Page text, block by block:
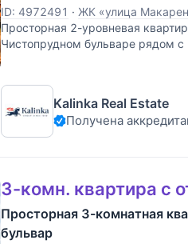
ID: 4972491 · ЖК «улица
Просторная 2-уровневая
Чистопрудном бульваре рядом с
Kalinka Real Estate
Получена
3-комн. квартира с
Просторная 3-комнатная
бульвар